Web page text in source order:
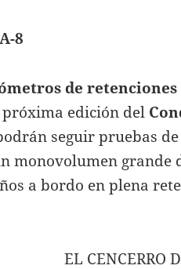
9 A-8
de retenciones
edición del
seguir pruebas
monovolumen grande
a bordo en plena
EL CENCERRO